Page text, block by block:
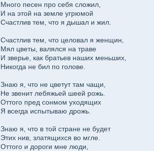
Много песен про себя сложил,
И на этой на земле угрюмой
Счастлив тем, что я дышал и жил.
Счастлив тем, что целовал я женщин,
Мял цветы, валялся на траве
И зверье, как братьев наших меньших,
Никогда не бил по голове.
Знаю я, что не цветут там чащи,
Не звенит лебяжьей шеей рожь.
Оттого пред сонмом уходящих
Я всегда испытываю дрожь.
Знаю я, что в той стране не будет
Этих нив, златящихся во мгле.
Оттого и дороги мне люди,